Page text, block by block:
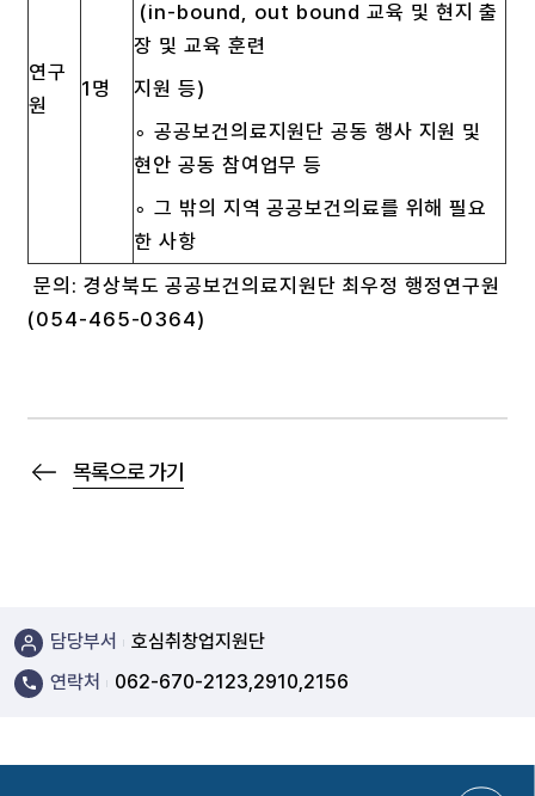
연구
원
1명
(in-bound, out bound 교육 및 현지 출
장 및 교육 훈련
지원 등)
∘ 공공보건의료지원단 공동 행사 지원 및
현안 공동 참여업무 등
∘ 그 밖의 지역 공공보건의료를 위해 필요
한 사항
문의: 경상북도 공공보건의료지원단 최우정 행정연구원
(054-465-0364)
목록으로 가기
담당부서
호심취창업지원단
연락처
062-670-2123,2910,2156